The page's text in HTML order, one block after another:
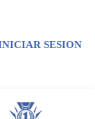
SESION